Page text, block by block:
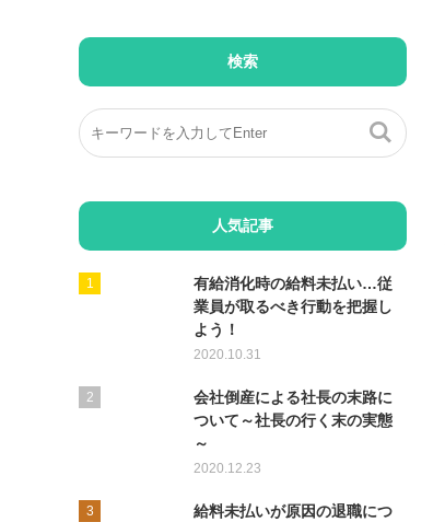
検索
人気記事
有給消化時の給料未払い…従
業員が取るべき行動を把握し
よう！
2020.10.31
会社倒産による社長の末路に
ついて～社長の行く末の実態
～
2020.12.23
給料未払いが原因の退職につ